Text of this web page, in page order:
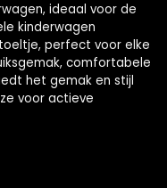
ideaal voor de
kinderwagen
perfect voor elke
comfortabele
het gemak en stijl
voor actieve